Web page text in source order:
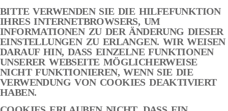
BITTE VERWENDEN SIE DIE HILFEFUNKTION
IHRES INTERNETBROWSERS, UM
INFORMATIONEN ZU DER ÄNDERUNG DIESER
EINSTELLUNGEN ZU ERLANGEN. WIR WEISEN
DARAUF HIN, DASS EINZELNE FUNKTIONEN
UNSERER WEBSEITE MÖGLICHERWEISE
NICHT FUNKTIONIEREN, WENN SIE DIE
VERWENDUNG VON COOKIES DEAKTIVIERT
HABEN.